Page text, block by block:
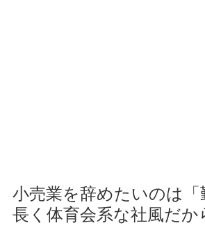
小売業を辞めたいのは「
長く体育会系な社風だか